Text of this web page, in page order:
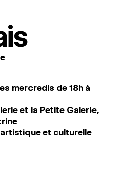
mercredis de 18h à
et la Petite Galerie,
et culturelle